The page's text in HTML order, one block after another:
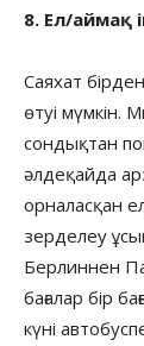
8. Ел/аймақ
Саяхат
өтуі мүмкін.
сондықтан
әлдеқайда
орналасқан
зерделеу
Берлиннен
бағалар бір
күні